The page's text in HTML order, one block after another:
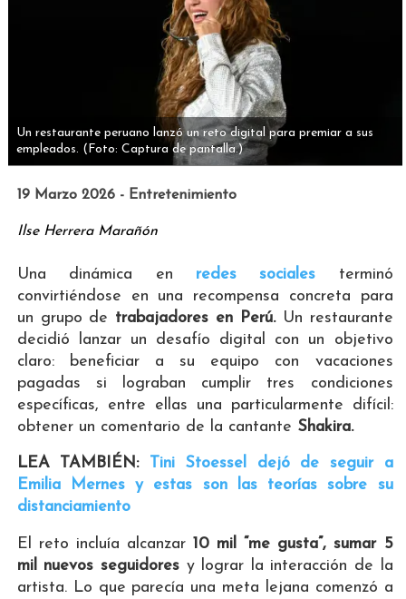
Un restaurante peruano lanzó un reto digital para premiar a sus
empleados. (Foto: Captura de pantalla.)
19 Marzo 2026 - Entretenimiento
Ilse Herrera Marañón
Una dinámica en redes sociales
terminó
convirtiéndose en una recompensa concreta para
un grupo de trabajadores en Perú.Un restaurante
decidió lanzar un desafío digital con un objetivo
claro: beneficiar a su equipo con vacaciones
pagadas si lograban cumplir tres condiciones
específicas, entre ellas una particularmente difícil:
obtener un comentario de la cantante Shakira.
LEA TAMBIÉN: Tini Stoessel dejó de seguir a
Emilia Mernes y estas son las teorías sobre su
distanciamiento
El reto incluía alcanzar 10 mil “me gusta”, sumar 5
mil nuevos seguidores y lograr la interacción de la
artista. Lo que parecía una meta lejana comenzó a